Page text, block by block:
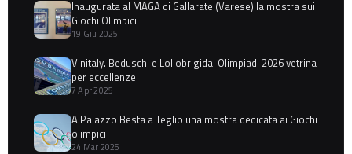
Inaugurata al MAGA di Gallarate (Varese) la mostra sui
Giochi Olimpici
19 Giu 2025
Vinitaly. Beduschi e Lollobrigida: Olimpiadi 2026 vetrina
per eccellenze
7 Apr 2025
A Palazzo Besta a Teglio una mostra dedicata ai Giochi
olimpici
24 Mar 2025